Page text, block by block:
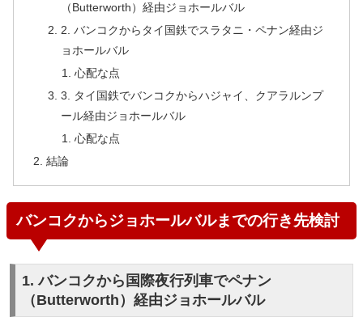
（Butterworth）経由ジョホールバル
2. バンコクからタイ国鉄でスラタニ・ペナン経由ジ
ョホールバル
心配な点
3. タイ国鉄でバンコクからハジャイ、クアラルンプ
ール経由ジョホールバル
心配な点
結論
バンコクからジョホールバルまでの行き先検討
1. バンコクから国際夜行列車でペナン
（Butterworth）経由ジョホールバル